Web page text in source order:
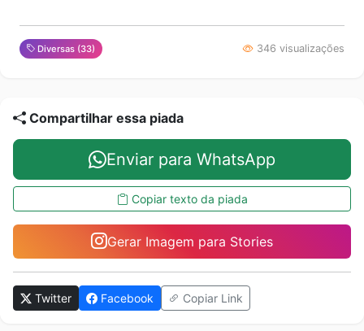
Diversas (33) 346 visualizações
Compartilhar essa piada
Enviar para WhatsApp
Copiar texto da piada
Gerar Imagem para Stories
Twitter Facebook Copiar Link